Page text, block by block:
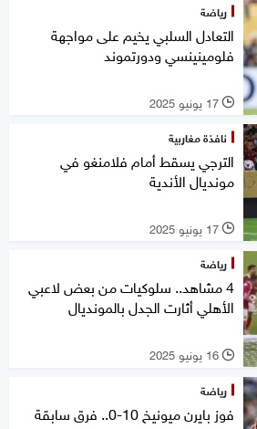
رياضة
التعادل السلبي يخيم على مواجهة
فلومينينسي ودورتموند
l 17 يونيو 2025
نافذة مغاربية
الترجي يسقط أمام فلامنغو في
مونديال الأندية
l 17 يونيو 2025
رياضة
4 مشاهد.. سلوكيات من بعض لاعبي
الأهلي أثارت الجدل بالمونديال
l 16 يونيو 2025
رياضة
فوز بايرن ميونيخ 10-0.. فرق سابقة